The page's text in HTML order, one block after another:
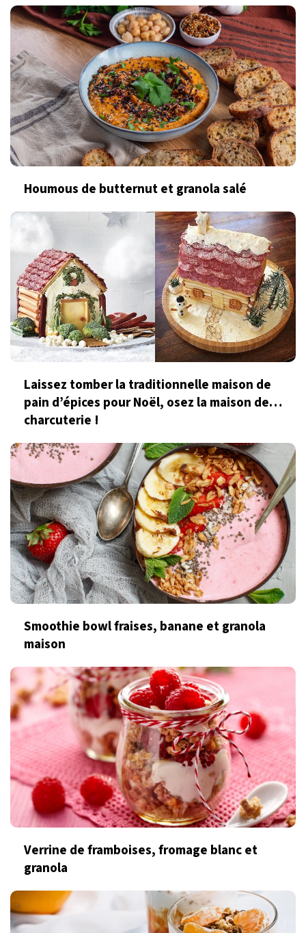
Houmous de butternut et granola salé
Laissez tomber la traditionnelle maison de
pain d’épices pour Noël, osez la maison de…
charcuterie !
Smoothie bowl fraises, banane et granola
maison
Verrine de framboises, fromage blanc et
granola